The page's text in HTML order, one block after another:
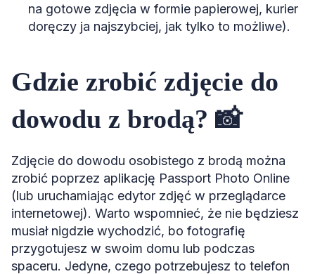
na gotowe zdjęcia w formie papierowej, kurier
doręczy ja najszybciej, jak tylko to możliwe).
Gdzie zrobić zdjęcie do
dowodu z brodą? 📸
Zdjęcie do dowodu osobistego z brodą można
zrobić poprzez aplikację Passport Photo Online
(lub uruchamiając edytor zdjęć w przeglądarce
internetowej). Warto wspomnieć, że nie będziesz
musiał nigdzie wychodzić, bo fotografię
przygotujesz w swoim domu lub podczas
spaceru. Jedyne, czego potrzebujesz to telefon